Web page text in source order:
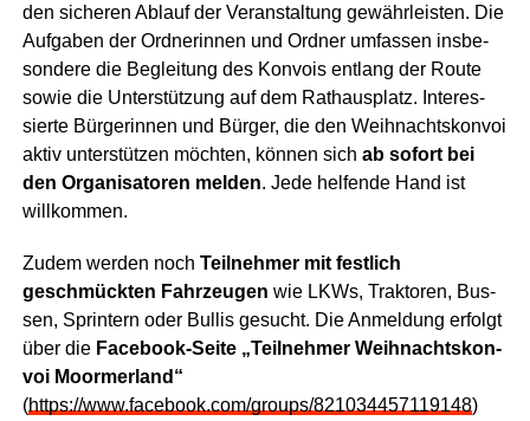
den siche­ren Ablauf der Ver­an­stal­tung gewähr­leis­ten. Die
Auf­ga­ben der Ord­ne­rin­nen und Ord­ner umfas­sen ins­be­
son­de­re die Beglei­tung des Kon­vois ent­lang der Rou­te
sowie die Unter­stüt­zung auf dem Rat­haus­platz. Inter­es­
sier­te Bür­ge­rin­nen und Bür­ger, die den Weih­nachts­kon­voi
aktiv unter­stüt­zen möch­ten, kön­nen sich ab sofort bei
den Orga­ni­sa­to­ren mel­den. Jede hel­fen­de Hand ist
willkommen.
Zudem wer­den noch Teil­neh­mer mit fest­lich
geschmück­ten Fahr­zeu­gen wie LKWs, Trak­to­ren, Bus­
sen, Sprin­tern oder Bul­lis gesucht. Die Anmel­dung erfolgt
über die Face­book-Sei­te „Teil­neh­mer Weih­nachts­kon­
voi Moorm­er­land“
(https://www.facebook.com/groups/821034457119148)